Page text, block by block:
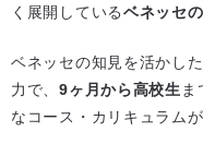
く展開しているベネッセ
ベネッセの知見を活かし
力で、9ヶ月から高校生 ま
なコース・カリキュラム